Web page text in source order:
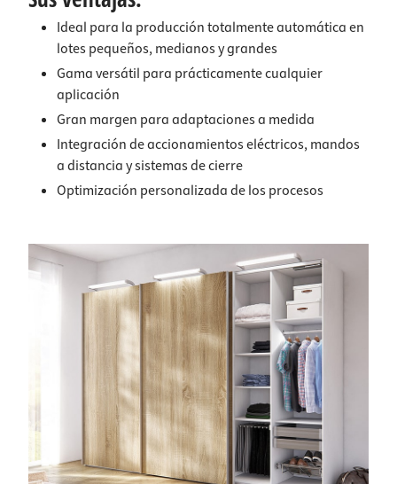
Ideal para la producción totalmente automática en
lotes pequeños, medianos y grandes
Gama versátil para prácticamente cualquier
aplicación
Gran margen para adaptaciones a medida
Integración de accionamientos eléctricos, mandos
a distancia y sistemas de cierre
Optimización personalizada de los procesos